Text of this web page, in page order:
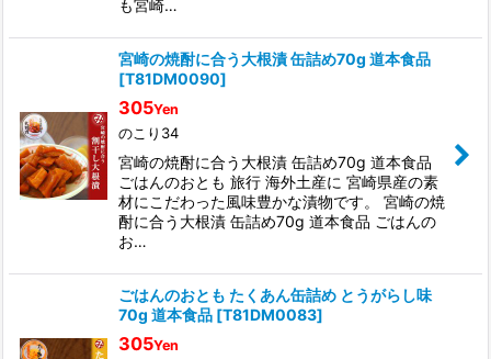
も宮崎…
宮崎の焼酎に合う大根漬 缶詰め70g 道本食品
[T81DM0090]
305Yen
のこり34
宮崎の焼酎に合う大根漬 缶詰め70g 道本食品
ごはんのおとも 旅行 海外土産に 宮崎県産の素
材にこだわった風味豊かな漬物です。 宮崎の焼
酎に合う大根漬 缶詰め70g 道本食品 ごはんの
お…
ごはんのおとも たくあん缶詰め とうがらし味
70g 道本食品 [T81DM0083]
305Yen